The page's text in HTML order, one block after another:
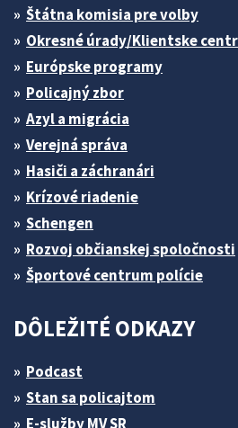
Štátna komisia pre volby
Okresné úrady/Klientske
Európske programy
Policajný zbor
Azyl a migrácia
Verejná správa
Hasiči a záchranári
Krízové riadenie
Schengen
Rozvoj občianskej spoločnosti
Športové centrum polície
DÔLEŽITÉ ODKAZY
Podcast
Stan sa policajtom
E-služby MV SR